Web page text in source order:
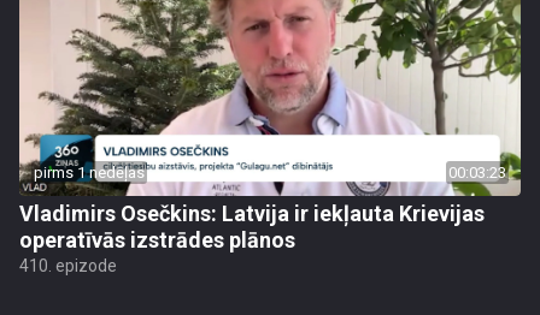
pirms 1 nedēļas 00:03:23
Vladimirs Osečkins: Latvija ir iekļauta Krievijas
operatīvās izstrādes plānos
410. epizode